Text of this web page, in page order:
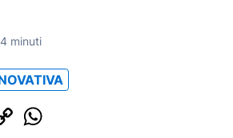
4 minuti
Copy
Link